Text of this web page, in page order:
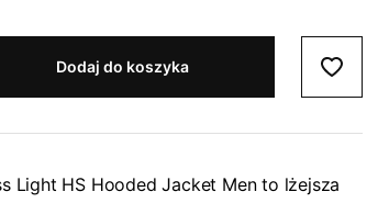
Dodaj do koszyka
Light HS Hooded Jacket Men to lżejsza